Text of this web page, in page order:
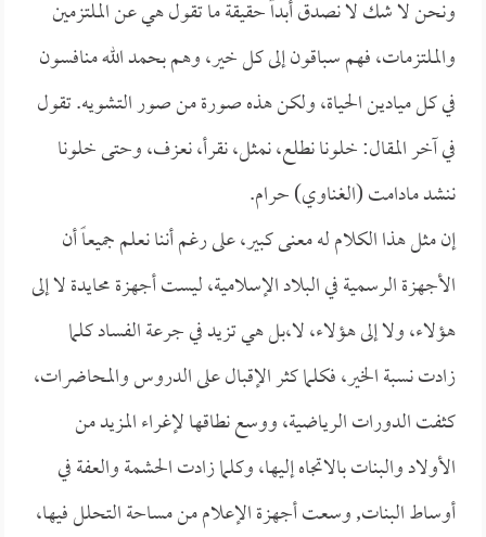
ونحن لا شك لا نصدق أبداً حقيقة ما تقول هي عن الملتزمين
والملتزمات، فهم سباقون إلى كل خير، وهم بحمد الله منافسون
في كل ميادين الحياة، ولكن هذه صورة من صور التشويه. تقول
في آخر المقال: خلونا نطلع، نمثل، نقرأ، نعزف، وحتى خلونا
ننشد مادامت (الغناوي) حرام.
إن مثل هذا الكلام له معنى كبير، على رغم أننا نعلم جميعاً أن
الأجهزة الرسمية في البلاد الإسلامية، ليست أجهزة محايدة لا إلى
هؤلاء، ولا إلى هؤلاء، لا،بل هي تزيد في جرعة الفساد كلما
زادت نسبة الخير، فكلما كثر الإقبال على الدروس والمحاضرات،
كثفت الدورات الرياضية، ووسع نطاقها لإغراء المزيد من
الأولاد والبنات بالاتجاه إليها، وكلما زادت الحشمة والعفة في
أوساط البنات, وسعت أجهزة الإعلام من مساحة التحلل فيها،